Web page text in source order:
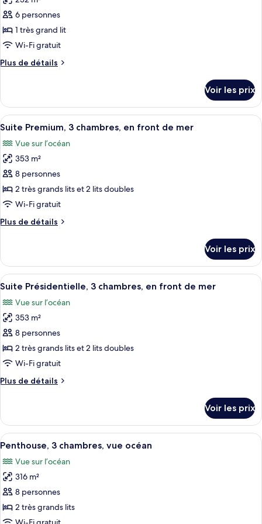
lits,
vue
jardin
pour
ce
type
chambre :
chambres,
vue
6 personnes
1 très grand lit
Wi-Fi gratuit
Plus de détails
Plus
le
type
de
Penthouse,
2
vue
océan
Voir les prix
Afficher
toutes
les
photos
pour
ce
type
chambre :
3
chambres,
front
de
mer
Une piscine avec vue sur l’océan,
5
Suite Premium, 3 chambres, en front de mer
Vue sur l’océan
353 m²
8 personnes
2 très grands lits et 2 lits doubles
Wi-Fi gratuit
Plus de détails
Plus
le
type
de
Suite
Premium,
chambres,
en
front
de
mer
Voir les prix
Afficher
toutes
les
photos
pour
ce
type
chambre :
3
chambres,
front
de
mer
Une chambre d’hôtel avec un grand
7
Suite Présidentielle, 3 chambres, en front de mer
Vue sur l’océan
353 m²
8 personnes
2 très grands lits et 2 lits doubles
Wi-Fi gratuit
Plus de détails
Plus
le
type
de
Suite
Présidentielle,
chambres,
en
front
Voir les prix
Afficher
toutes
les
photos
pour
ce
type
Un lit à baldaquin avec un cadre en
12
Penthouse, 3 chambres, vue océan
Vue sur l’océan
316 m²
8 personnes
2 très grands lits